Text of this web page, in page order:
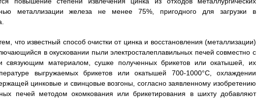
металлизации железа не менее 75%, пригодного для загрузки в
что известный способ очистки от цинка и восстановления (металлизации)
в окусковании пыли электросталеплавильных печей совместно с
связующим материалом, сушке полученных брикетов или окатышей, их
выгружаемых брикетов или окатышей 700-1000°C, охлаждении
цинковые и свинцовые возгоны, согласно заявленному изобретению
печей методом окомкования или брикетирования в шихту добавляют